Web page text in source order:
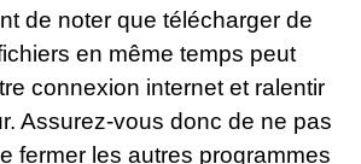
de noter que télécharger de
en même temps peut
connexion internet et ralentir
Assurez-vous donc de ne pas
fermer les autres programmes